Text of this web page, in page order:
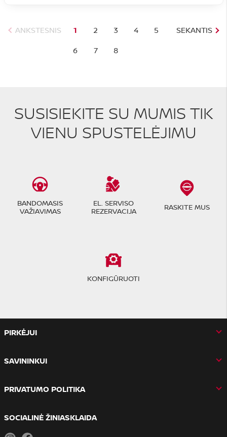
ANKSTESNIS SEKANTIS
1 2 3 4
5
6
7 8
SUSISIEKITE SU MUMIS TIK
VIENU SPUSTELĖJIMU
BANDOMASIS
VAŽIAVIMAS
EL. SERVISO
REZERVACIJA
RASKITE MUS
KONFIGŪRUOTI
PIRKĖJUI
SAVININKUI
PRIVATUMO POLITIKA
SOCIALINĖ ŽINIASKLAIDA